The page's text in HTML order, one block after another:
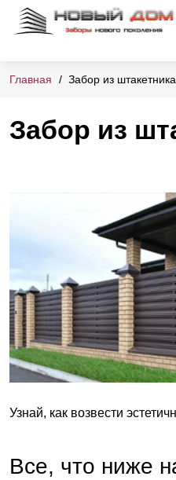
Главная Забор из штакетника
Забор из
Узнай, как возвести
Все, что ниже